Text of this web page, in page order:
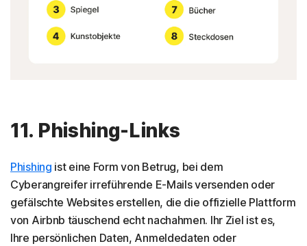
11. Phishing-Links
Phishing ist eine Form von Betrug, bei dem
Cyberangreifer irreführende E-Mails versenden oder
gefälschte Websites erstellen, die die offizielle Plattform
von Airbnb täuschend echt nachahmen. Ihr Ziel ist es,
Ihre persönlichen Daten, Anmeldedaten oder